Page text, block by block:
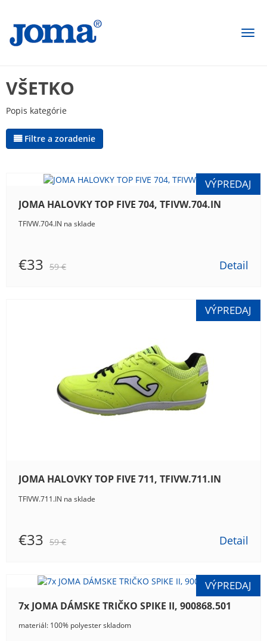
VŠETKO
Popis kategórie
Filtre a zoradenie
JOMA HALOVKY TOP FIVE 704, TFIVW.704.IN
TFIVW.704.IN na sklade
€33 59 € Detail
JOMA HALOVKY TOP FIVE 711, TFIVW.711.IN
TFIVW.711.IN na sklade
€33 59 € Detail
7x JOMA DÁMSKE TRIČKO SPIKE II, 900868.501
materiál: 100% polyester skladom